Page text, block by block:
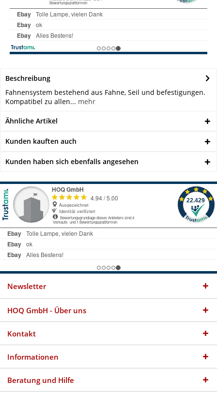
Beschreibung
Fahnensystem bestehend aus Fahne, Seil und befestigungen.
Kompatibel zu allen... mehr
Ähnliche Artikel
Kunden kauften auch
Kunden haben sich ebenfalls angesehen
Newsletter
HOQ GmbH - Über uns
Kontakt
Informationen
Beratung und Hilfe